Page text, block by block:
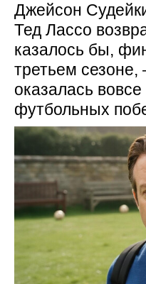
Джейсон
Тед Лассо
казалось бы,
третьем
оказалась
футбольных